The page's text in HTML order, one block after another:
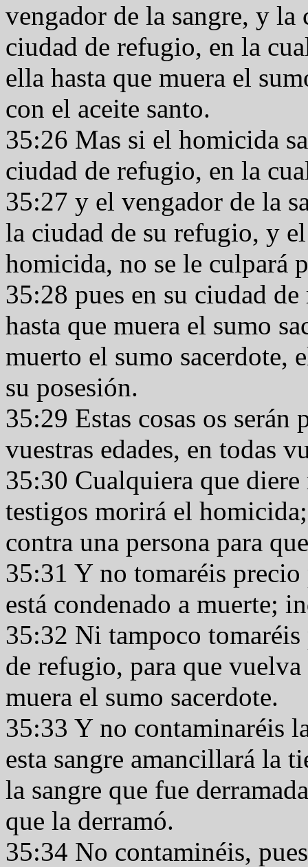
vengador de la sangre, y
ciudad de refugio, en la
ella hasta que muera el
con el aceite santo.
35:26 Mas si el homicida
ciudad de refugio, en la
35:27 y el vengador de la
la ciudad de su refugio, y
homicida, no se le culpará
35:28 pues en su ciudad
hasta que muera el sumo
muerto el sumo sacerdote,
su posesión.
35:29 Estas cosas os serán
vuestras edades, en todas
35:30 Cualquiera que
testigos morirá el
contra una persona para
35:31 Y no tomaréis
está condenado a muerte;
35:32 Ni tampoco
de refugio, para que
muera el sumo sacerdote.
35:33 Y no contaminaréis
esta sangre amancillará la
la sangre que fue
que la derramó.
35:34 No contaminéis,